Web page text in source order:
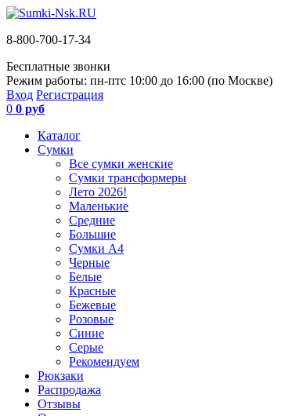
8-800-700-17-34
Бесплатные звонки
Режим работы: пн-птс 10:00 до 16:00 (по Москве)
Вход Регистрация
0 0 руб
Каталог
Сумки
Все сумки женские
Сумки трансформеры
Лето 2026!
Маленькие
Средние
Большие
Сумки А4
Черные
Белые
Красные
Бежевые
Розовые
Синие
Серые
Рекомендуем
Рюкзаки
Распродажа
Отзывы